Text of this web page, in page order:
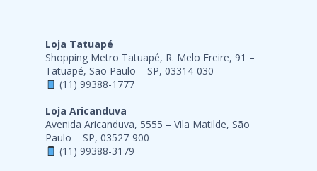
Loja Tatuapé
Shopping Metro Tatuapé, R. Melo Freire, 91 –
Tatuapé, São Paulo – SP, 03314-030
(11) 99388-1777
Loja Aricanduva
Avenida Aricanduva, 5555 – Vila Matilde, São
Paulo – SP, 03527-900
(11) 99388-3179